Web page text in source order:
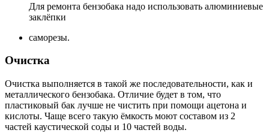
Для ремонта бензобака надо использовать алюминиевые
заклёпки
саморезы.
Очистка
Очистка выполняется в такой же последовательности, как и
металлического бензобака. Отличие будет в том, что
пластиковый бак лучше не чистить при помощи ацетона и
кислоты. Чаще всего такую ёмкость моют составом из 2
частей каустической соды и 10 частей воды.